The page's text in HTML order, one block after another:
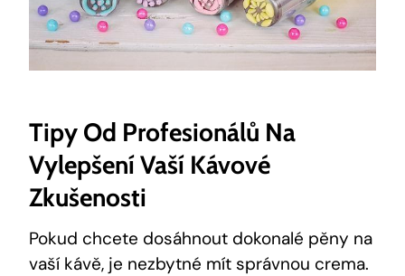
Tipy Od Profesionálů Na
Vylepšení Vaší Kávové
Zkušenosti
Pokud chcete dosáhnout dokonalé pěny na
vaší kávě, je nezbytné mít správnou crema.